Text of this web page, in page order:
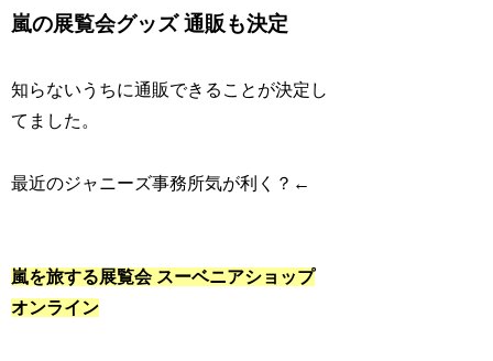
嵐の展覧会グッズ 通販も決定
知らないうちに通販できることが決定し
てました。
最近のジャニーズ事務所気が利く？←
嵐を旅する展覧会 スーベニアショップ
オンライン